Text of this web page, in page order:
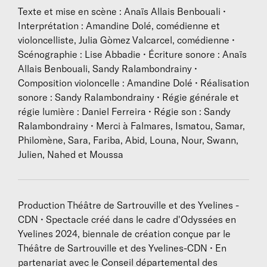
Anaïs Allais Benbouali
BIOGRAPHIES
Anaïs Allais Benboualiest autrice, metteure en
scène, comédienne et directrice artistique de la
compagnie la Grange aux Belles. Formée au
Conservatoire de Nantes et à l’Institut des arts et
diffusion (IAD) en Belgique, elle complète sa
formation par des stages mais également par des
(x7) en 2012, Le Silence des Chauves-Souris en
2015, Au milieu de l’hiver j’ai découvert en moi un
invincible été en 2018 (chez Actes-Sud Papiers)
et Par la mer (Quitte à être noyées) en 2023 (aux
Éditions Koïne). En 2016, elle écrit et interprète W.,
Texte et mise en scène : Anaïs Allais Benbouali •
Interprétation : Amandine Dolé, comédienne et
violoncelliste, Julia Gòmez Valcarcel, comédienne •
Scénographie : Lise Abbadie • Écriture sonore : Anaïs
Allais Benbouali, Sandy Ralambondrainy •
Composition violoncelle : Amandine Dolé • Réalisation
sonore : Sandy Ralambondrainy • Régie générale et
régie lumière : Daniel Ferreira • Régie son : Sandy
Ralambondrainy • Merci à Falmares, Ismatou, Samar,
Philomène, Sara, Fariba, Abid, Louna, Nour, Swann,
Julien, Nahed et Moussa
Production Théâtre de Sartrouville et des Yvelines -
CDN • Spectacle créé dans le cadre d'Odyssées en
Yvelines 2024, biennale de création conçue par le
Théâtre de Sartrouville et des Yvelines-CDN • En
partenariat avec le Conseil départemental des